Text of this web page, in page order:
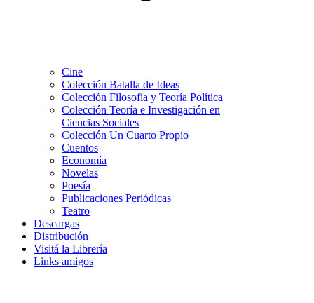
Cine
Colección Batalla de Ideas
Colección Filosofía y Teoría Política
Colección Teoría e Investigación en
Ciencias Sociales
Colección Un Cuarto Propio
Cuentos
Economía
Novelas
Poesía
Publicaciones Periódicas
Teatro
Descargas
Distribución
Visitá la Librería
Links amigos